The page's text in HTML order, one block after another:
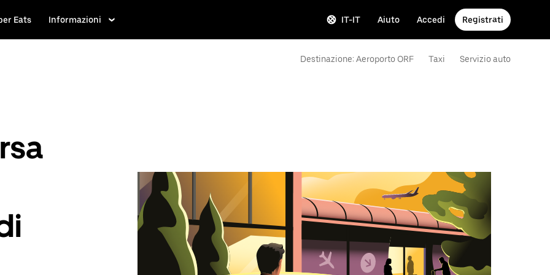
Eats Informazioni IT-IT Aiuto Accedi Registrati
Destinazione: Aeroporto ORF Taxi Servizio auto